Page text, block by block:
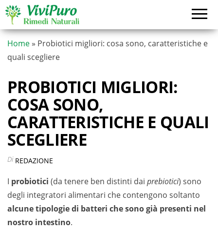
Vai
contenuto
Home » Probiotici migliori: cosa sono, caratteristiche e
quali scegliere
PROBIOTICI MIGLIORI:
COSA SONO,
CARATTERISTICHE E QUALI
SCEGLIERE
Di REDAZIONE
I probiotici (da tenere ben distinti dai prebiotici) sono
degli integratori alimentari che contengono soltanto
alcune tipologie di batteri che sono già presenti nel
nostro intestino.